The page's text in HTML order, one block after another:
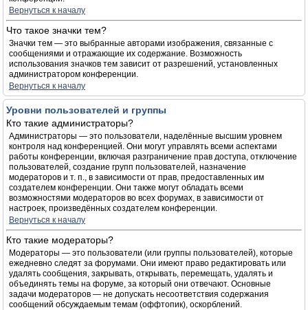
Вернуться к началу
Что такое значки тем?
Значки тем — это выбранные авторами изображения, связанные с
сообщениями и отражающие их содержание. Возможность
использования значков тем зависит от разрешений, установленных
администратором конференции.
Вернуться к началу
Уровни пользователей и группы
Кто такие администраторы?
Администраторы — это пользователи, наделённые высшим уровнем
контроля над конференцией. Они могут управлять всеми аспектами
работы конференции, включая разграничение прав доступа, отключение
пользователей, создание групп пользователей, назначение
модераторов и т. п., в зависимости от прав, предоставленных им
создателем конференции. Они также могут обладать всеми
возможностями модераторов во всех форумах, в зависимости от
настроек, произведённых создателем конференции.
Вернуться к началу
Кто такие модераторы?
Модераторы — это пользователи (или группы пользователей), которые
ежедневно следят за форумами. Они имеют право редактировать или
удалять сообщения, закрывать, открывать, перемещать, удалять и
объединять темы на форуме, за который они отвечают. Основные
задачи модераторов — не допускать несоответствия содержания
сообщений обсуждаемым темам (оффтопик), оскорблений.